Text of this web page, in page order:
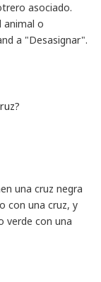
asociado.
animal o
a "Desasignar".
una cruz negra
con una cruz, y
verde con una